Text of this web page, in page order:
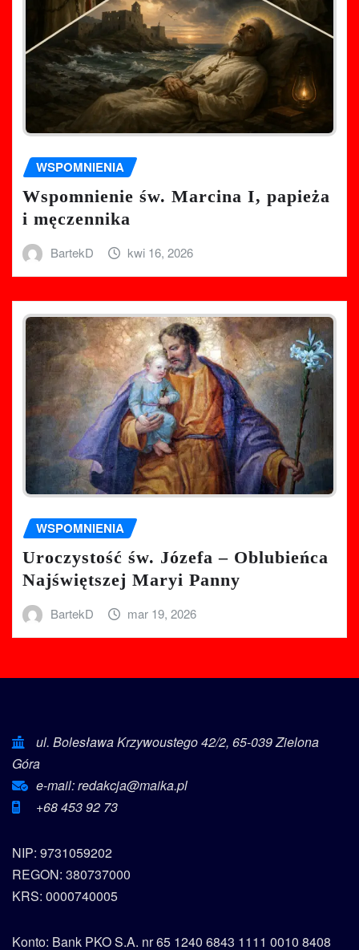
WSPOMNIENIA
Wspomnienie św. Marcina I, papieża
i męczennika
BartekD kwi 16, 2026
WSPOMNIENIA
Uroczystość św. Józefa – Oblubieńca
Najświętszej Maryi Panny
BartekD mar 19, 2026
ul. Bolesława Krzywoustego 42/2, 65-039 Zielona
Góra
e-mail: redakcja@maika.pl
+68 453 92 73
NIP: 9731059202
REGON: 380737000
KRS: 0000740005
Konto: Bank PKO S.A. nr 65 1240 6843 1111 0010 8408